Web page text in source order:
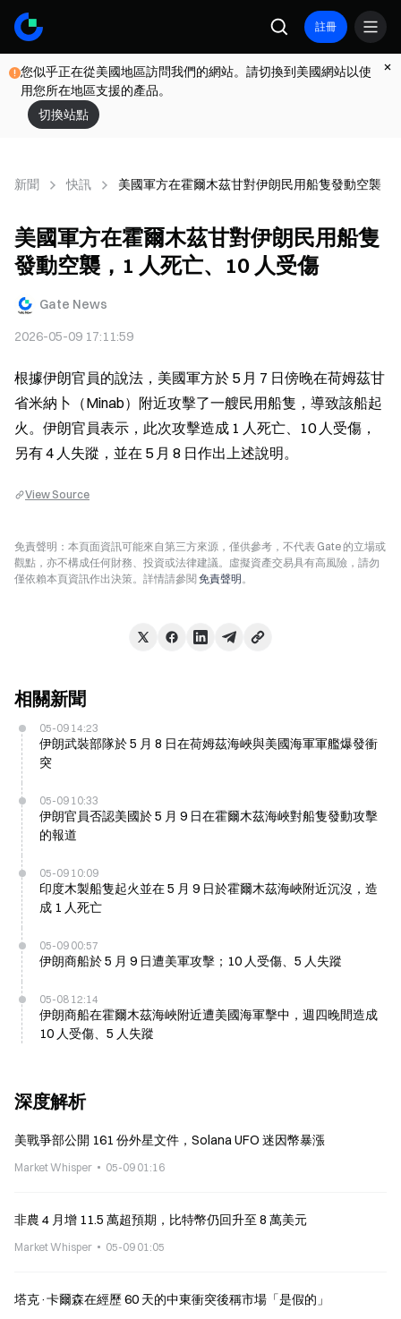
註冊
您似乎正在從美國地區訪問我們的網站。請切換到美國網站以使
用您所在地區支援的產品。
切換站點
新聞 快訊 美國軍方在霍爾木茲甘對伊朗民用船隻發動空襲，
美國軍方在霍爾木茲甘對伊朗民用船隻
發動空襲，1 人死亡、10 人受傷
Gate News
2026-05-09 17:11:59
根據伊朗官員的說法，美國軍方於 5 月 7 日傍晚在荷姆茲甘
省米納卜（Minab）附近攻擊了一艘民用船隻，導致該船起
火。伊朗官員表示，此次攻擊造成 1 人死亡、10 人受傷，
另有 4 人失蹤，並在 5 月 8 日作出上述說明。
View Source
免責聲明：本頁面資訊可能來自第三方來源，僅供參考，不代表 Gate 的立場或
觀點，亦不構成任何財務、投資或法律建議。虛擬資產交易具有高風險，請勿
僅依賴本頁資訊作出決策。詳情請參閱 免責聲明。
相關新聞
05-09 14:23
伊朗武裝部隊於 5 月 8 日在荷姆茲海峽與美國海軍軍艦爆發衝
突
05-09 10:33
伊朗官員否認美國於 5 月 9 日在霍爾木茲海峽對船隻發動攻擊
的報道
05-09 10:09
印度木製船隻起火並在 5 月 9 日於霍爾木茲海峽附近沉沒，造
成 1 人死亡
05-09 00:57
伊朗商船於 5 月 9 日遭美軍攻擊；10 人受傷、5 人失蹤
05-08 12:14
伊朗商船在霍爾木茲海峽附近遭美國海軍擊中，週四晚間造成
10 人受傷、5 人失蹤
深度解析
美戰爭部公開 161 份外星文件，Solana UFO 迷因幣暴漲
Market Whisper 05-09 01:16
非農 4 月增 11.5 萬超預期，比特幣仍回升至 8 萬美元
Market Whisper 05-09 01:05
塔克·卡爾森在經歷 60 天的中東衝突後稱市場「是假的」